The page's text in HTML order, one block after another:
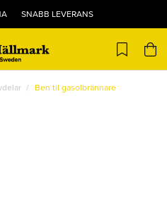
SNABB LEVERANS
Ben til gasolbrännare